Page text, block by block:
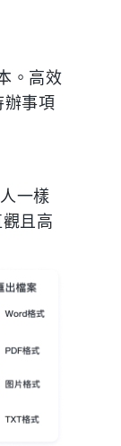
。高效
辦事項
一樣
且高